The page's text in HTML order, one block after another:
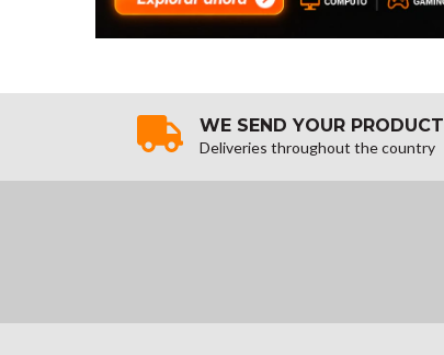
WE SEND YOUR PRODUCT
Deliveries throughout the country